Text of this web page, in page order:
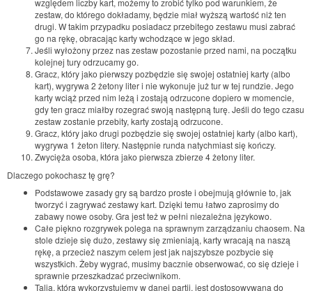
względem liczby kart, możemy to zrobić tylko pod warunkiem, że
zestaw, do którego dokładamy, będzie miał wyższą wartość niż ten
drugi. W takim przypadku posiadacz przebitego zestawu musi zabrać
go na rękę, obracając karty wchodzące w jego skład.
Jeśli wyłożony przez nas zestaw pozostanie przed nami, na początku
kolejnej tury odrzucamy go.
Gracz, który jako pierwszy pozbędzie się swojej ostatniej karty (albo
kart), wygrywa 2 żetony liter i nie wykonuje już tur w tej rundzie. Jego
karty wciąż przed nim leżą i zostają odrzucone dopiero w momencie,
gdy ten gracz miałby rozegrać swoją następną turę. Jeśli do tego czasu
zestaw zostanie przebity, karty zostają odrzucone.
Gracz, który jako drugi pozbędzie się swojej ostatniej karty (albo kart),
wygrywa 1 żeton litery. Następnie runda natychmiast się kończy.
Zwycięża osoba, która jako pierwsza zbierze 4 żetony liter.
Dlaczego pokochasz tę grę?
Podstawowe zasady gry są bardzo proste i obejmują głównie to, jak
tworzyć i zagrywać zestawy kart. Dzięki temu łatwo zaprosimy do
zabawy nowe osoby. Gra jest też w pełni niezależna językowo.
Całe piękno rozgrywek polega na sprawnym zarządzaniu chaosem. Na
stole dzieje się dużo, zestawy się zmieniają, karty wracają na naszą
rękę, a przecież naszym celem jest jak najszybsze pozbycie się
wszystkich. Żeby wygrać, musimy bacznie obserwować, co się dzieje i
sprawnie przeszkadzać przeciwnikom.
Talia, którą wykorzystujemy w danej partii, jest dostosowywana do